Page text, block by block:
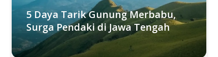
5 Daya Tarik Gunung Merbabu,
Surga Pendaki di Jawa Tengah